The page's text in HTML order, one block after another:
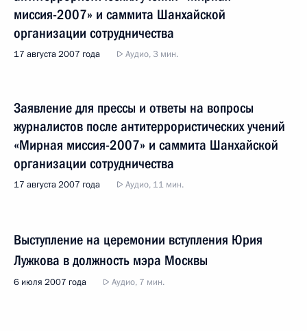
миссия-2007» и саммита Шанхайской
организации сотрудничества
17 августа 2007 года Аудио, 3 мин.
Заявление для прессы и ответы на вопросы
журналистов после антитеррористических учений
«Мирная миссия-2007» и саммита Шанхайской
организации сотрудничества
17 августа 2007 года Аудио, 11 мин.
Выступление на церемонии вступления Юрия
Лужкова в должность мэра Москвы
6 июля 2007 года Аудио, 7 мин.